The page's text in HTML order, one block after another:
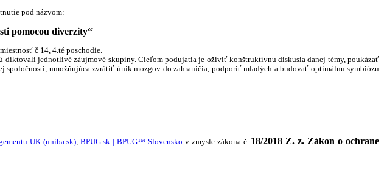
pod názvom:
pomocou diverzity“
č 14, 4.té poschodie.
jednotlivé záujmové skupiny. Cieľom podujatia je oživiť konštruktívnu diskusia danej témy, poukázať
umožňujúca zvrátiť únik mozgov do zahraničia, podporiť mladých a budovať optimálnu symbiózu
UK (uniba.sk),BPUG.sk | BPUG™ Slovensko v zmysle zákona č. 18/2018 Z. z. Zákon o ochrane